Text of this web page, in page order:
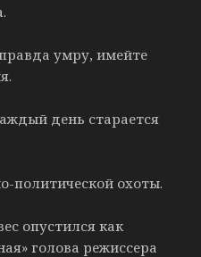
умру, имейте
день старается
политической охоты.
опустился как
голова режиссера